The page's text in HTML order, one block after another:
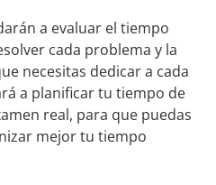
a evaluar el tiempo
cada problema y la
necesitas dedicar a cada
a planificar tu tiempo de
real, para que puedas
mejor tu tiempo